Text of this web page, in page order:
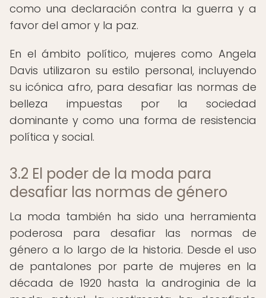
como una declaración contra la guerra y a
favor del amor y la paz.
En el ámbito político, mujeres como Angela
Davis utilizaron su estilo personal, incluyendo
su icónica afro, para desafiar las normas de
belleza impuestas por la sociedad
dominante y como una forma de resistencia
política y social.
3.2 El poder de la moda para
desafiar las normas de género
La moda también ha sido una herramienta
poderosa para desafiar las normas de
género a lo largo de la historia. Desde el uso
de pantalones por parte de mujeres en la
década de 1920 hasta la androginia de la